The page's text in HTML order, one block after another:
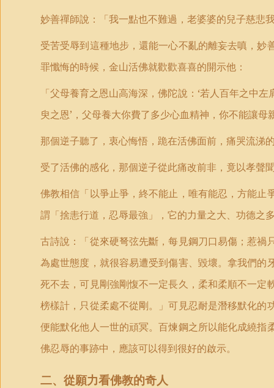
妙善禪師說：「我一點也不難過，老婆婆的兒子慈悲
受苦受辱到這種地步，還能一心不亂的離妄去嗔，
罪懺悔的時候，金山活佛就歡歡喜喜的開示他：
「父母養育之恩山高海深，佛陀說：‘若人百年之中
臾之恩’，父母養大你費了多少心血精神，你不能讓
那個逆子聽了，衷心悔悟，跪在活佛面前，痛哭流涕
受了活佛的感化，那個逆子從此痛改前非，竟以孝聲
佛教相信「以爭止爭，終不能止，唯有能忍，方能
謂「捨恚行道，忍辱最強」，它的力量之大、功德之
古詩說：「從來硬弩弦先斷，每見鋼刀口易傷；惹
為處世態度，就很容易遭受到傷害、毀壞。拿我們
死不去，可見剛強剛愎不一定長久，柔和柔順不一
榜樣計，只從柔處不從剛。」可見忍耐是潛移默化
便能默化他人一世的頑冥。百煉鋼之所以能化成繞
佛忍辱的事跡中，應該可以得到很好的啟示。
二、從願力看佛教的奇人